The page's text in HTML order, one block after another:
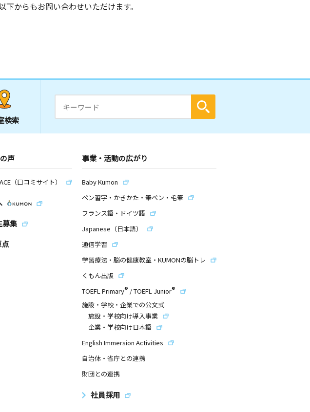
からもお問い合わせいただけます。
検索
声
（口コミサイト）
募集
事業・活動の広がり
Baby Kumon
ペン習字・かきかた・筆ペン・毛筆
フランス語・ドイツ語
Japanese（日本語）
通信学習
学習療法・脳の健康教室・KUMONの脳トレ
くもん出版
TOEFL Primary® /TOEFL Junior®
施設・学校・企業での公文式
施設・学校向け導入事業
企業・学校向け日本語
English Immersion Activities
自治体・省庁との連携
財団との連携
社員採用